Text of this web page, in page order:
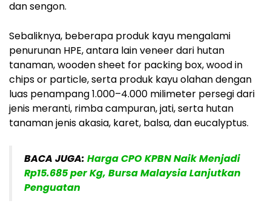
dan sengon.
Sebaliknya, beberapa produk kayu mengalami
penurunan HPE, antara lain veneer dari hutan
tanaman, wooden sheet for packing box, wood in
chips or particle, serta produk kayu olahan dengan
luas penampang 1.000–4.000 milimeter persegi dari
jenis meranti, rimba campuran, jati, serta hutan
tanaman jenis akasia, karet, balsa, dan eucalyptus.
BACA JUGA: Harga CPO KPBN Naik Menjadi
Rp15.685 per Kg, Bursa Malaysia Lanjutkan
Penguatan